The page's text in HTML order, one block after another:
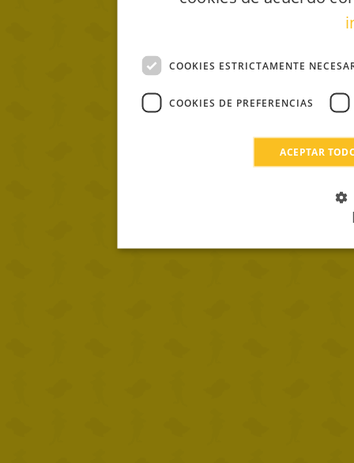
COOKIES ESTRICTAMENTE
COOKIES DE PREFERENCIAS
ACEPTAR